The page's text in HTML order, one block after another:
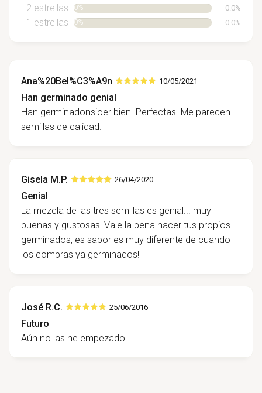
2 estrellas 0% 0.0%
1 estrellas 0% 0.0%
Ana%20Bel%C3%A9n 10/05/2021
Han germinado genial
Han germinadonsioer bien. Perfectas. Me parecen
semillas de calidad.
Gisela M.P. 26/04/2020
Genial
La mezcla de las tres semillas es genial... muy
buenas y gustosas! Vale la pena hacer tus propios
germinados, es sabor es muy diferente de cuando
los compras ya germinados!
José R.C. 25/06/2016
Futuro
Aún no las he empezado.